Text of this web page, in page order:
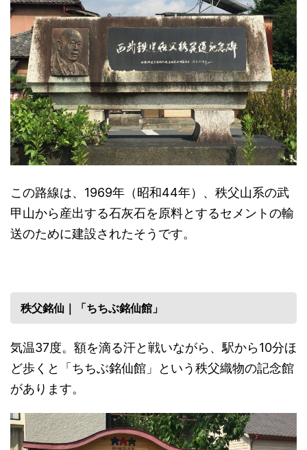
この路線は、1969年（昭和44年）、秩父山系の武
甲山から産出する石灰石を原料とするセメントの輸
送のために建設されたそうです。
秩父銘仙｜「ちちぶ銘仙館」
気温37度。額を滴る汗と戦いながら、駅から10分ほ
ど歩くと「ちちぶ銘仙館」という秩父織物の記念館
があります。